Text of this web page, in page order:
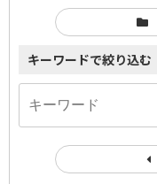
キーワードで絞り込む